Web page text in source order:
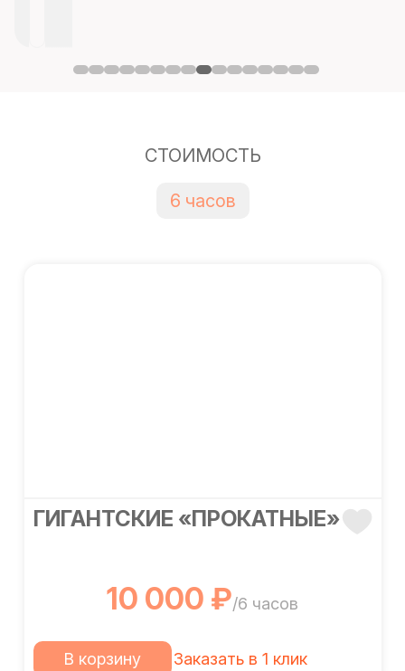
СТОИМОСТЬ
6 часов
ГИГАНТСКИЕ «ПРОКАТНЫЕ»
10 000 ₽/6 часов
В корзину Заказать в 1 клик